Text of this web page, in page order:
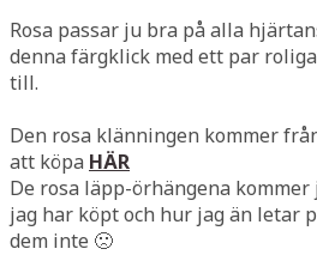
Rosa passar ju bra på alla
denna färgklick med ett par
till.
Den rosa klänningen kommer
att köpa HÄR
De rosa läpp-örhängena
jag har köpt och hur jag än letar
dem inte 🙁